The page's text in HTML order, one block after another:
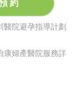
約
醫院避孕指導計劃
康婦產醫院服務詳